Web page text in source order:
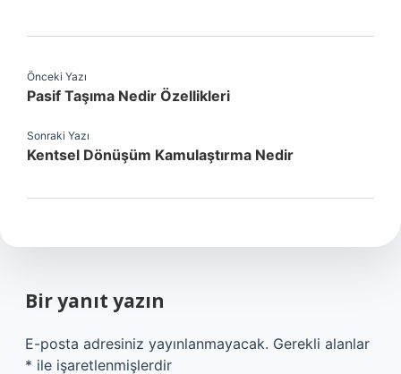
Önceki Yazı
Pasif Taşıma Nedir Özellikleri
Sonraki Yazı
Kentsel Dönüşüm Kamulaştırma Nedir
Bir yanıt yazın
E-posta adresiniz yayınlanmayacak. Gerekli alanlar
* ile işaretlenmişlerdir